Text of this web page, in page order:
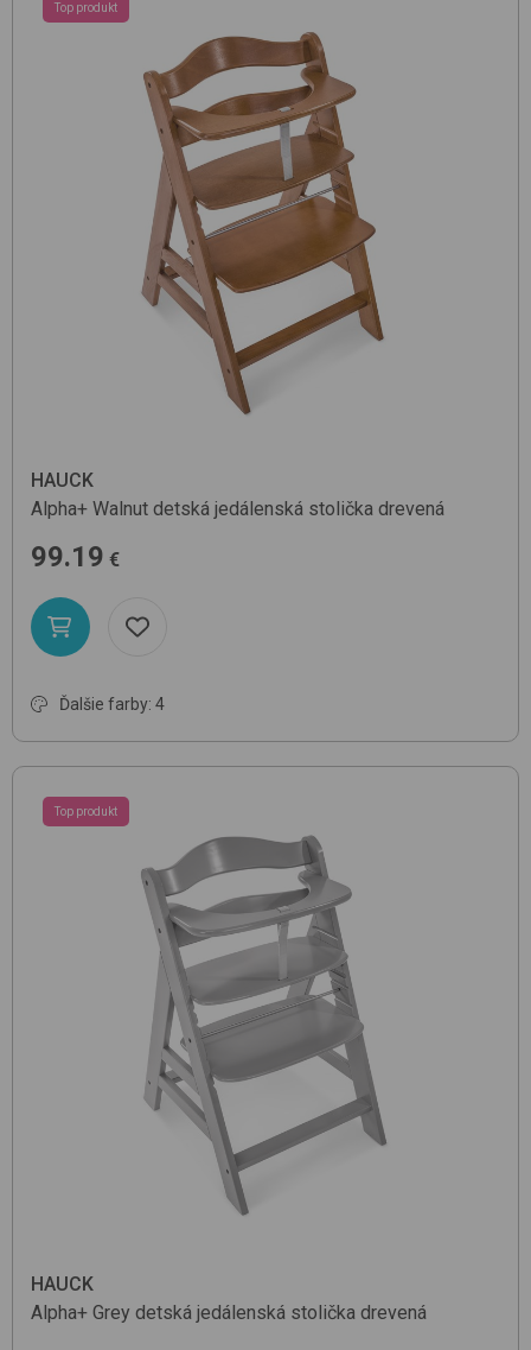
Top produkt
HAUCK
Alpha+ Walnut detská jedálenská stolička drevená
99.19 €
Ďalšie farby: 4
Top produkt
HAUCK
Alpha+ Grey detská jedálenská stolička drevená